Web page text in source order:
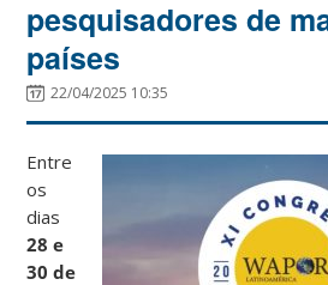
pesquisadores de
países
22/04/2025 10:35
Entre
os
dias
28 e
30 de